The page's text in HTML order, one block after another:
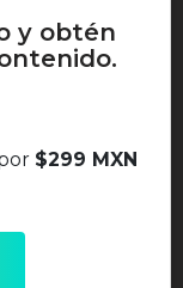
y obtén
$299 MXN